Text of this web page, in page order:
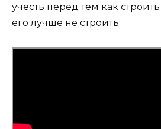
учесть перед тем как
его лучше не строить: